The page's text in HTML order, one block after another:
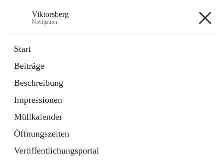
Viktorsberg
Navigation
Start
Beiträge
Beschreibung
Impressionen
Müllkalender
Öffnungszeiten
Veröffentlichungsportal
1 Schnellzugriff
Bürgerservice
10 Schnellzugriffe